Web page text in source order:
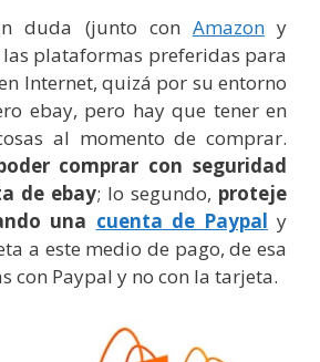
duda (junto con Amazony
las plataformas preferidas para
Internet, quizá por su entorno
ebay, pero hay que tener en
al momento de comprar.
comprar con seguridad
de ebay; lo segundo, proteje
una cuenta de Paypal y
a este medio de pago, de esa
con Paypal y no con la tarjeta.